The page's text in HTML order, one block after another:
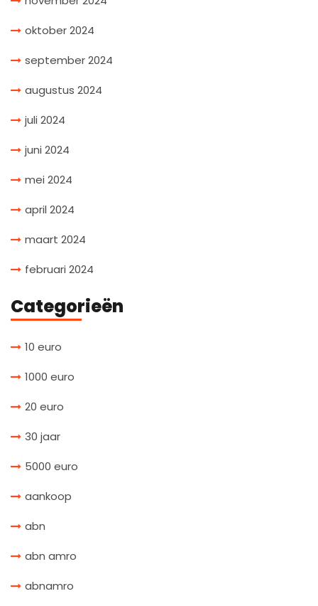
oktober 2024
september 2024
augustus 2024
juli 2024
juni 2024
mei 2024
april 2024
maart 2024
februari 2024
Categorieën
10 euro
1000 euro
20 euro
30 jaar
5000 euro
aankoop
abn
abn amro
abnamro